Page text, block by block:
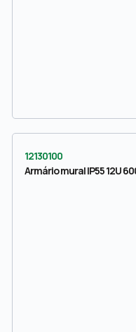
12130100
Armário mural IP55 12U